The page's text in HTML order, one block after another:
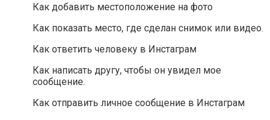
Как добавить местоположение на фото
Как показать место, где сделан снимок или видео.
Как ответить человеку в Инстаграм
Как написать другу, чтобы он увидел мое
сообщение.
Как отправить личное сообщение в Инстаграм